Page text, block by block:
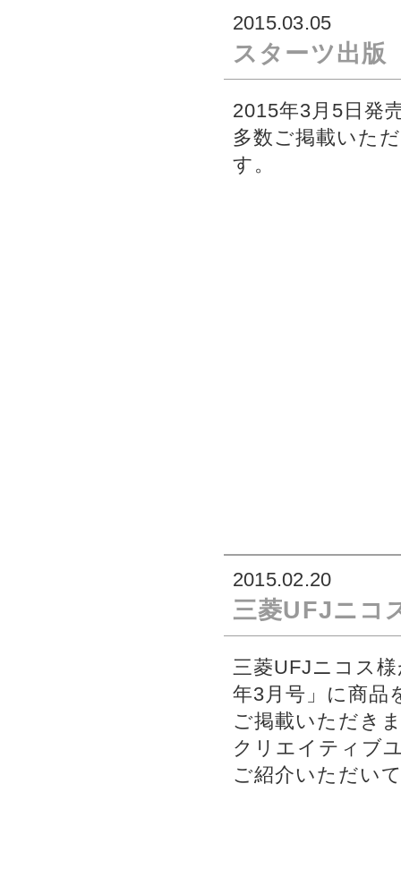
2015.03.05
スターツ出
2015年3月5日発
多数ご掲載いた
す。
2015.02.20
三菱UFJニコ
三菱UFJニコス
年3月号」に商品
ご掲載いただき
クリエイティブ
ご紹介いただい